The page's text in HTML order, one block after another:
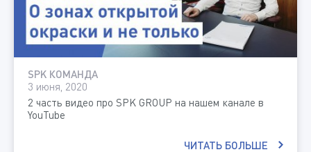
SPK КОМАНДА
3 июня, 2020
2 часть видео про SPK GROUP на нашем канале в
YouTube
ЧИТАТЬ БОЛЬШЕ